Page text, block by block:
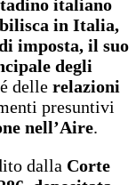
italiano
in Italia,
imposta, il suo
degli
delle relazioni
presuntivi
nell’Aire.
dalla Corte